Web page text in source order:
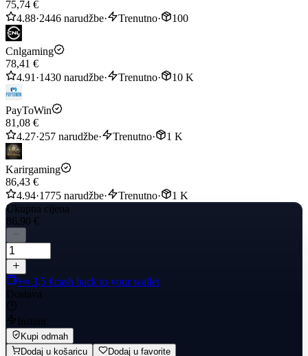
up is completed, you will receive the diamonds in your ML account.
Delivery completed within 1-5 minutes
75,74 €
4.88·2446 narudžbe· Trenutno· 100
Cnlgaming
78,41 €
4.91 ·1430 narudžbe· Trenutno· 10 K
PayToWin
81,08 €
4.27·257 narudžbe· Trenutno· 1 K
Karirgaming
86,43 €
4.94·1775 narudžbe· Trenutno·
1 K
Ukupna cijena
86,90 €
+≈ 3,5 €cash back to your wallet
Dostava
Instant
Kupi odmah
Dodaj u košaricu
Dodaj u favorite